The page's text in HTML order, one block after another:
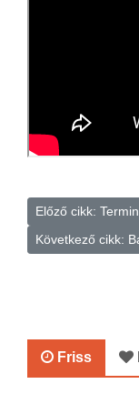
Előző cikk:
Következő cikk:
Friss